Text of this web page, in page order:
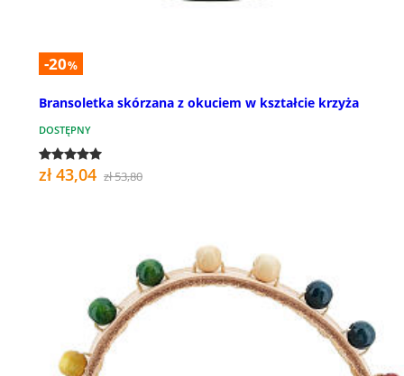
-20%
Bransoletka skórzana z okuciem w kształcie krzyża
DOSTĘPNY
zł 43,04 zł 53,80